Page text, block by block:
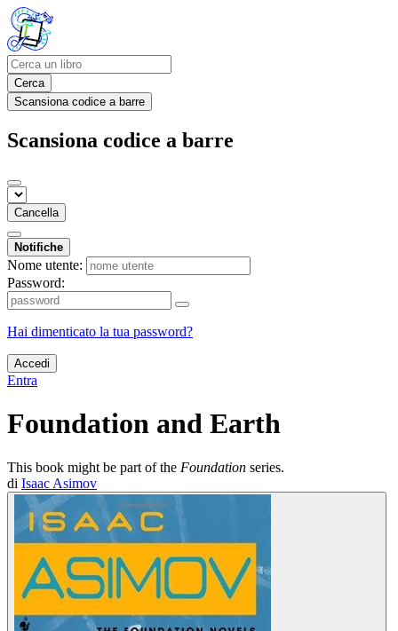
Cerca
Scansiona codice a barre
Scansiona codice a barre
Cancella
Notifiche
Nome utente:
Password:
Hai dimenticato la tua password?
Accedi
Entra
Foundation and Earth
This book might be part of the Foundation series.
di Isaac Asimov